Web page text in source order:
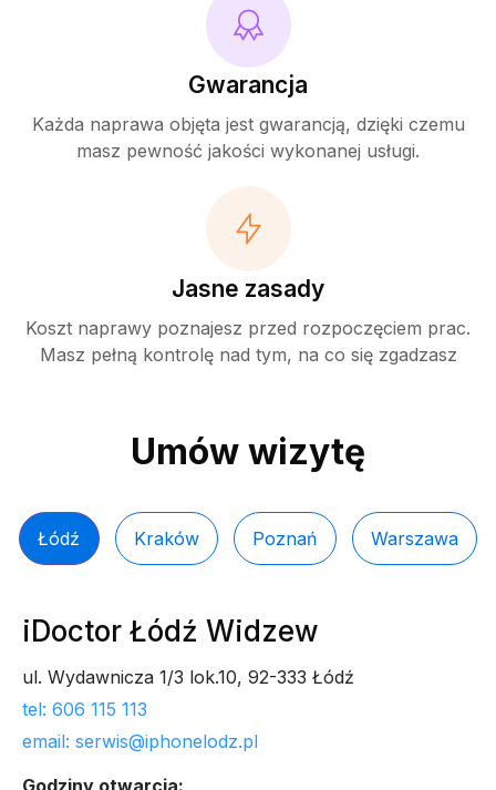
Gwarancja
Każda naprawa objęta jest gwarancją, dzięki czemu
masz pewność jakości wykonanej usługi.
Jasne zasady
Koszt naprawy poznajesz przed rozpoczęciem prac.
Masz pełną kontrolę nad tym, na co się zgadzasz
Umów wizytę
Łódź Kraków Poznań Warszawa
iDoctor Łódź Widzew
ul. Wydawnicza 1/3 lok.10, 92-333 Łódź
tel: 606 115 113
email: serwis@iphonelodz.pl
Godziny otwarcia: